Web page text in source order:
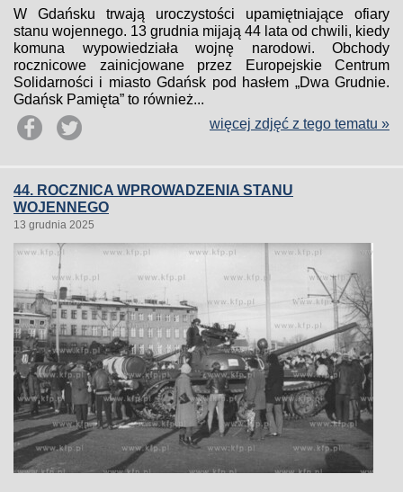
W Gdańsku trwają uroczystości upamiętniające ofiary
stanu wojennego. 13 grudnia mijają 44 lata od chwili, kiedy
komuna wypowiedziała wojnę narodowi. Obchody
rocznicowe zainicjowane przez Europejskie Centrum
Solidarności i miasto Gdańsk pod hasłem „Dwa Grudnie.
Gdańsk Pamięta” to również...
więcej zdjęć z tego tematu »
44. ROCZNICA WPROWADZENIA STANU
WOJENNEGO
13 grudnia 2025